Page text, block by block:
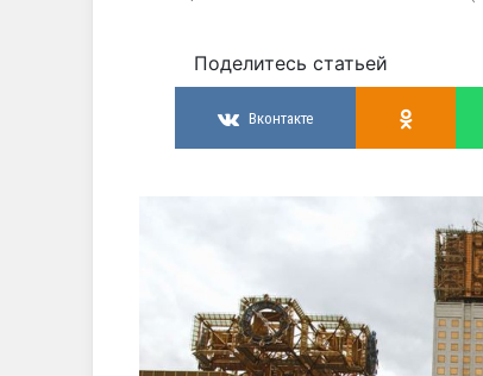
Поделитесь статьей
Вконтакте